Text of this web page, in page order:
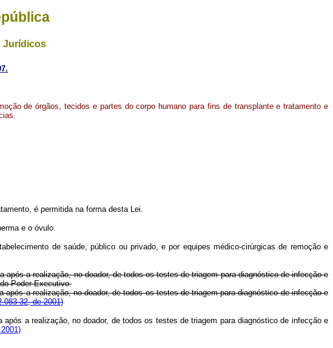
Jurídicos
de órgãos, tecidos e partes do corpo humano para fins de transplante e tratamento e
é permitida na forma desta Lei.
e o óvulo.
de saúde, público ou privado, e por equipes médico-cirúrgicas de remoção e
a realização, no doador, de todos os testes de triagem para diagnóstico de infecção e
Poder Executivo.
a realização, no doador, de todos os testes de triagem para diagnóstico de infecção e
32, de 2001)
a realização, no doador, de todos os testes de triagem para diagnóstico de infecção e